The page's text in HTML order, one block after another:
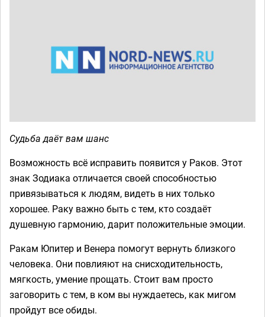
Судьба даёт вам шанс
Возможность всё исправить появится у Раков. Этот
знак Зодиака отличается своей способностью
привязываться к людям, видеть в них только
хорошее. Раку важно быть с тем, кто создаёт
душевную гармонию, дарит положительные эмоции.
Ракам Юпитер и Венера помогут вернуть близкого
человека. Они повлияют на снисходительность,
мягкость, умение прощать. Стоит вам просто
заговорить с тем, в ком вы нуждаетесь, как мигом
пройдут все обиды.